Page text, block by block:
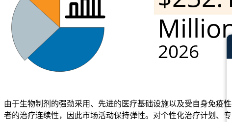
由于生物制剂的强劲采用、先进的医疗基础设施以及受自身免疫
者的治疗连续性，因此市场活动保持弹性。对个性化治疗计划、